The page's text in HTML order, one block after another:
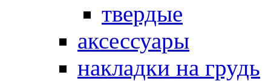
твердые
аксессуары
накладки на грудь